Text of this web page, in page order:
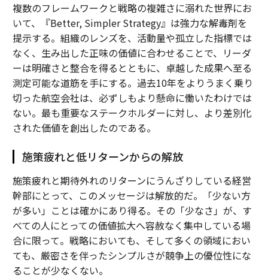
複数のフレームワークと戦略の複雑さに溺れた世界にお
いて、『Better, Simpler Strategy』は強力な解毒剤を
提示する。組織のレンズを、活動量や孤立した指標では
なく、生み出した正味の価値に合わせることで、リーダ
ーは明確さと整合を得るとともに、卓越した成果へ至る
測定可能な道筋を手にする。過去10年をよりうまく乗り
切った航空会社は、必ずしもより懸命に働いたわけでは
ない。最も重要なステークホルダーに対し、より差別化
された価値を創出したのである。
施策疲れと低リターンからの解放
施策疲れと期待外れのリターンにうんざりしている経営
幹部にとって、このメッセージは解放的だ。「少ない方
が多い」ことは確かにあり得る。その「少なさ」が、す
べての人にとっての価値拡大へ容赦なく集中している場
合に限って。戦略においても、そして多くの領域におい
ても、厳密さを伴ったシンプルさが競争上の優位性にな
ることが少なくない。